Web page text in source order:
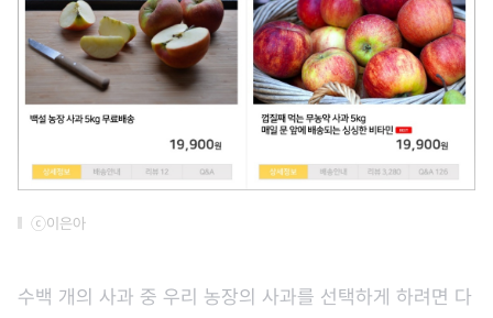
ⓒ이은아
수백 개의 사과 중 우리 농장의 사과를 선택하게 하려면 다